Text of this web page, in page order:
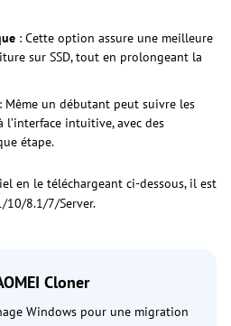
: Cette option assure une meilleure
sur SSD, tout en prolongeant la
: Même un débutant peut suivre les
l’interface intuitive, avec des
étape.
en le téléchargeant ci-dessous, il est
10/8.1/7/Server.
Cloner
Windows pour une migration